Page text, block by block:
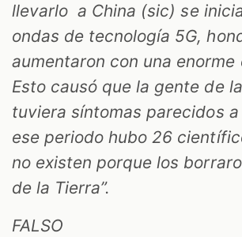
llevarlo a China (sic) se
ondas de tecnología 5G,
aumentaron con una enorme
Esto causó que la gente de
tuviera síntomas parecidos
ese periodo hubo 26
no existen porque los
de la Tierra”.
FALSO